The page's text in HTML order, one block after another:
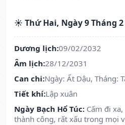
☀️ Thứ Hai, Ngày 9 Tháng 2
Dương lịch:09/02/2032
Âm lịch:28/12/2031
Can chi:Ngày: Ất Dậu, Tháng:
Tiết khí:Lập xuân
Ngày Bạch Hổ Túc: Cấm đi
thành công, rất xấu trong mọi